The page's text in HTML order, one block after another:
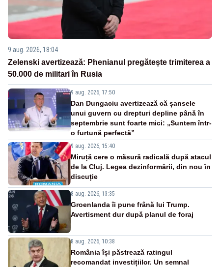
9 aug. 2026, 18:04
Zelenski avertizează: Phenianul pregătește trimiterea a
50.000 de militari în Rusia
9 aug. 2026, 17:50
Dan Dungaciu avertizează că șansele
unui guvern cu drepturi depline până în
septembrie sunt foarte mici: „Suntem într-
o furtună perfectă”
9 aug. 2026, 15:40
Miruță cere o măsură radicală după atacul
de la Cluj. Legea dezinformării, din nou în
discuție
8 aug. 2026, 13:35
Groenlanda îi pune frână lui Trump.
Avertisment dur după planul de foraj
8 aug. 2026, 10:38
România își păstrează ratingul
recomandat investițiilor. Un semnal